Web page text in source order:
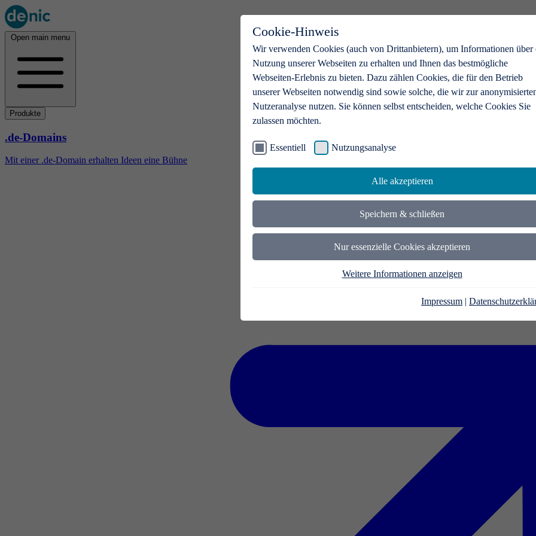
Cookie-Hinweis
Wir verwenden Cookies (auch von Drittanbietern), um Informationen über
Nutzung unserer Webseiten zu erhalten und Ihnen das bestmögliche
Webseiten-Erlebnis zu bieten. Dazu zählen Cookies, die für den Betrieb
unserer Webseiten notwendig sind sowie solche, die wir zur
Nutzeranalyse nutzen. Sie können selbst entscheiden, welche Cookies Sie
zulassen möchten.
Essentiell Nutzungsanalyse
Alle akzeptieren
Speichern & schließen
Nur essenzielle Cookies akzeptieren
Weitere Informationen anzeigen
Impressum |
Open main menu
Produkte
.de-Domains
Mit einer .de-Domain erhalten Ideen eine Bühne